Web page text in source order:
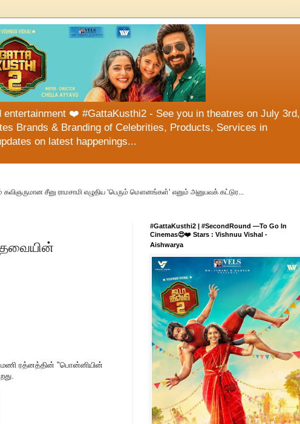
❤️ #GattaKusthi2 - See you in theatres on July 3rd,
Brands & Branding of Celebrities, Products, Services in
on latest happenings...
சீனு ராமசாமி எழுதிய ‘பெரும் மௌனங்கள்’ எனும் அனுபவக் கட்டுர...
மணி ரத்னத்தின் "பொன்னியின்
#GattaKusthi2 | #SecondRound —To Go In
Cinemas😍❤️ Stars : Vishnuu Vishal -
Aishwarya